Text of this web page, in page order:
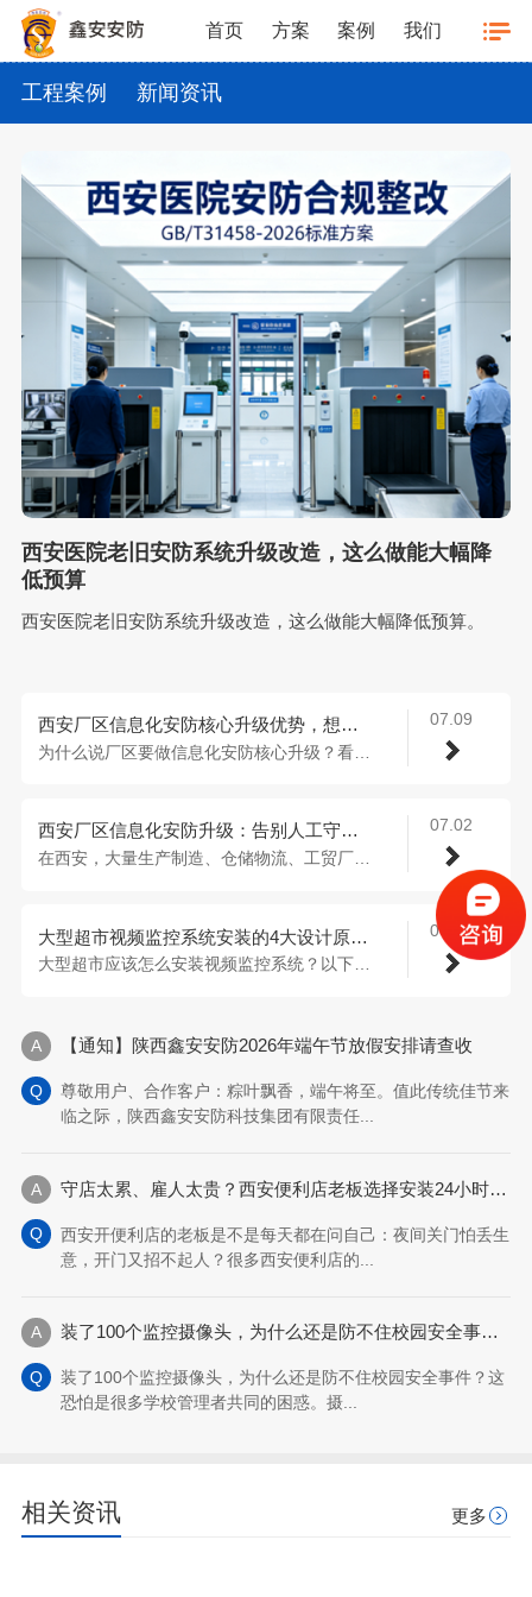
首页 方案 案例 我们
工程案例 新闻资讯
西安医院老旧安防系统升级改造，这么做能大幅降
低预算
西安医院老旧安防系统升级改造，这么做能大幅降低预算。
07.09
西安厂区信息化安防核心升级优势，想知道的看过来！
为什么说厂区要做信息化安防核心升级？看了...
07.02
西安厂区信息化安防升级：告别人工守防，用数字化筑牢厂区安全屏障
在西安，大量生产制造、仓储物流、工贸厂区...
06.25
大型超市视频监控系统安装的4大设计原则，速速查看！
大型超市应该怎么安装视频监控系统？以下4...
【通知】陕西鑫安安防2026年端午节放假安排请查收
尊敬用户、合作客户：粽叶飘香，端午将至。值此传统佳节来
临之际，陕西鑫安安防科技集团有限责任...
守店太累、雇人太贵？西安便利店老板选择安装24小时云智售系统解决问题
西安开便利店的老板是不是每天都在问自己：夜间关门怕丢生
意，开门又招不起人？很多西安便利店的...
装了100个监控摄像头，为什么还是防不住校园安全事件？
装了100个监控摄像头，为什么还是防不住校园安全事件？这
恐怕是很多学校管理者共同的困惑。摄...
相关资讯 更多